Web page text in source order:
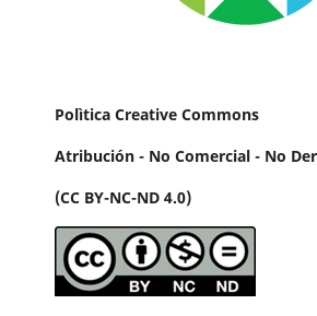
Polìtica Creative Commons
Atribución - No Comercial - No
(CC BY-NC-ND 4.0)